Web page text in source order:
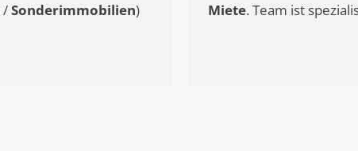
/Sonderimmobilien)
Miete. Team ist